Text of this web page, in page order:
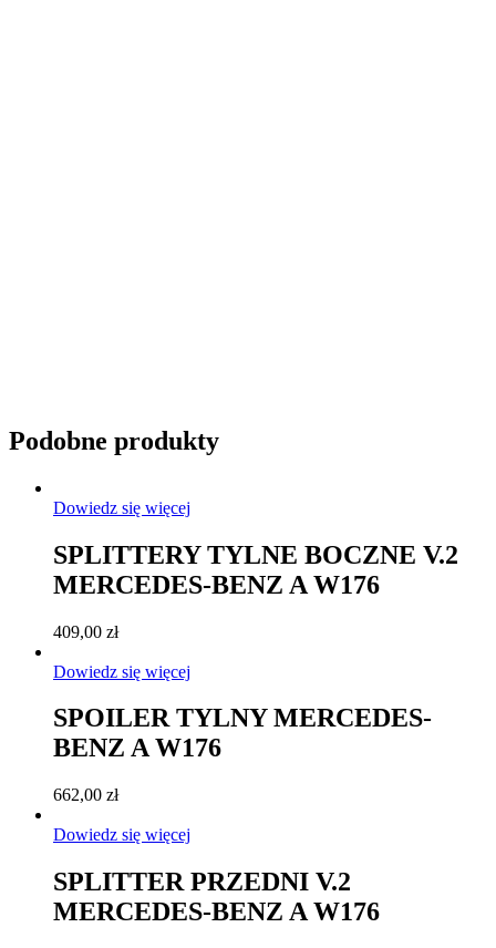
Podobne produkty
Dowiedz się więcej
SPLITTERY TYLNE BOCZNE V.2
MERCEDES-BENZ A W176
409,00 zł
Dowiedz się więcej
SPOILER TYLNY MERCEDES-
BENZ A W176
662,00 zł
Dowiedz się więcej
SPLITTER PRZEDNI V.2
MERCEDES-BENZ A W176